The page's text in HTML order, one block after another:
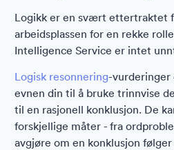
Logikk er en svært ettertraktet
arbeidsplassen for en rekke
Intelligence Service er intet
Logisk resonnering-vurderinger
evnen din til å bruke trinnvise
til en rasjonell konklusjon. De
forskjellige måter - fra
avgjøre om en konklusjon